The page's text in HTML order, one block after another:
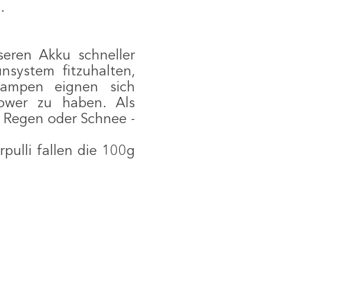
Akku schneller
fitzuhalten,
eignen sich
zu haben. Als
oder Schnee -
fallen die 100g